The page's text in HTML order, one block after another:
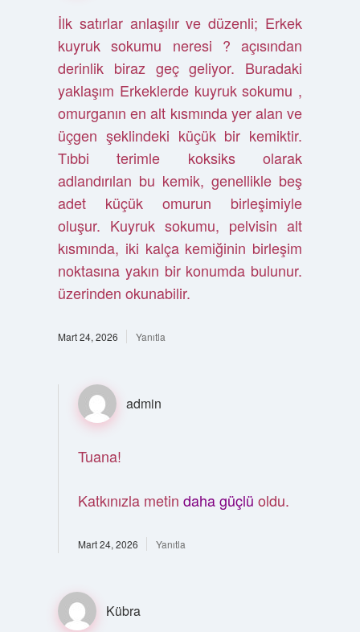
İlk satırlar anlaşılır ve düzenli; Erkek
kuyruk sokumu neresi ? açısından
derinlik biraz geç geliyor. Buradaki
yaklaşım Erkeklerde kuyruk sokumu ,
omurganın en alt kısmında yer alan ve
üçgen şeklindeki küçük bir kemiktir.
Tıbbi terimle koksiks olarak
adlandırılan bu kemik, genellikle beş
adet küçük omurun birleşimiyle
oluşur. Kuyruk sokumu, pelvisin alt
kısmında, iki kalça kemiğinin birleşim
noktasına yakın bir konumda bulunur.
üzerinden okunabilir.
Mart 24, 2026 Yanıtla
admin
Tuana!
Katkınızla metin daha güçlü oldu.
Mart 24, 2026 Yanıtla
Kübra